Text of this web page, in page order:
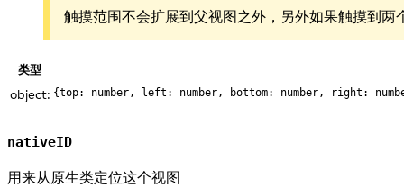
触摸范围不会扩展到父视图之外，另外如果触摸到
类型
object: {top: number, left: number, bottom: number, right:
nativeID
用来从原生类定位这个视图